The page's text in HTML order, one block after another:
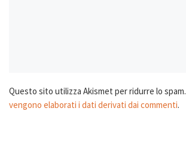
Questo sito utilizza Akismet per ridurre lo spam.
vengono elaborati i dati derivati dai commenti.